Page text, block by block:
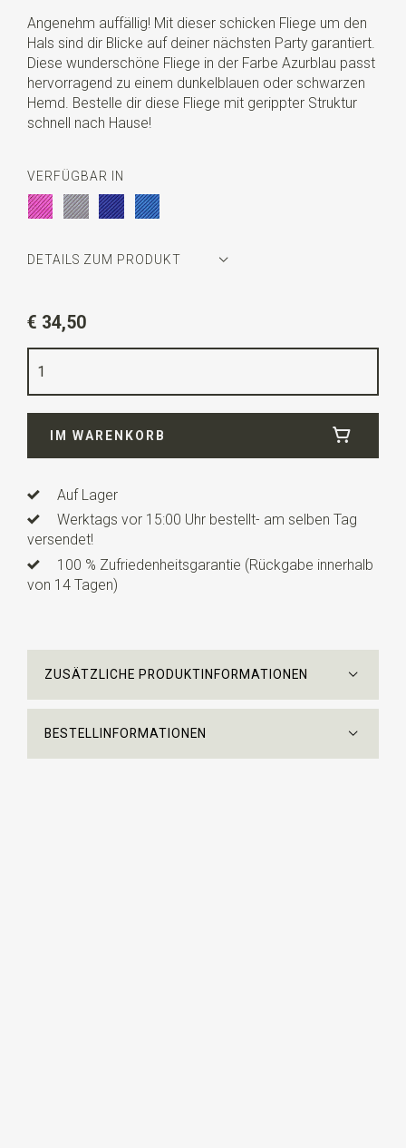
Angenehm auffällig! Mit dieser schicken Fliege um den
Hals sind dir Blicke auf deiner nächsten Party garantiert.
Diese wunderschöne Fliege in der Farbe Azurblau passt
hervorragend zu einem dunkelblauen oder schwarzen
Hemd. Bestelle dir diese Fliege mit gerippter Struktur
schnell nach Hause!
VERFÜGBAR IN
DETAILS ZUM PRODUKT
Farbe
Qualität
Länge 7 cm
€ 34,50
IM WARENKORB
Auf Lager
Werktags vor 15:00 Uhr bestellt- am selben Tag
versendet!
100 % Zufriedenheitsgarantie (Rückgabe innerhalb
von 14 Tagen)
ZUSÄTZLICHE PRODUKTINFORMATIONEN
BESTELLINFORMATIONEN